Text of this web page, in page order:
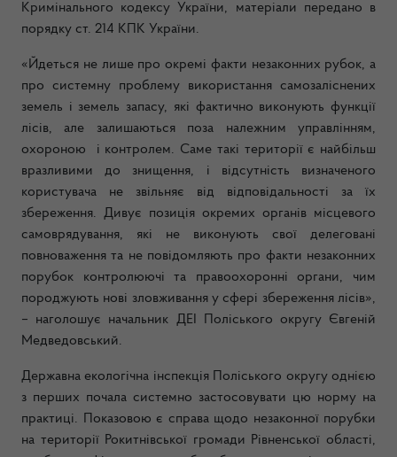
Кримінального кодексу України, матеріали передано в
порядку ст. 214 КПК України.
«Йдеться не лише про окремі факти незаконних рубок, а
про системну проблему використання самозаліснених
земель і земель запасу, які фактично виконують функції
лісів, але залишаються поза належним управлінням,
охороною і контролем. Саме такі території є найбільш
вразливими до знищення, і відсутність визначеного
користувача не звільняє від відповідальності за їх
збереження. Дивує позиція окремих органів місцевого
самоврядування, які не виконують свої делеговані
повноваження та не повідомляють про факти незаконних
порубок контролюючі та правоохоронні органи, чим
породжують нові зловживання у сфері збереження лісів»,
– наголошує начальник ДЕІ Поліського округу Євгеній
Медведовський.
Державна екологічна інспекція Поліського округу однією
з перших почала системно застосовувати цю норму на
практиці. Показовою є справа щодо незаконної порубки
на території Рокитнівської громади Рівненської області,